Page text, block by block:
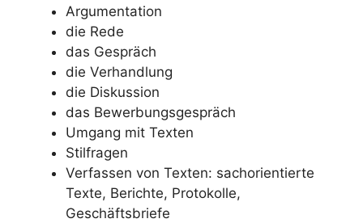
Argumentation
die Rede
das Gespräch
die Verhandlung
die Diskussion
das Bewerbungsgespräch
Umgang mit Texten
Stilfragen
Verfassen von Texten: sachorientierte
Texte, Berichte, Protokolle,
Geschäftsbriefe